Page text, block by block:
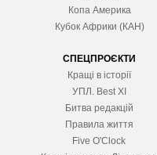
Копа Америка
Кубок Африки (КАН)
СПЕЦПРОЄКТИ
Кращі в історії
УПЛ. Best XІ
Битва редакцій
Правила життя
Five O'Clock